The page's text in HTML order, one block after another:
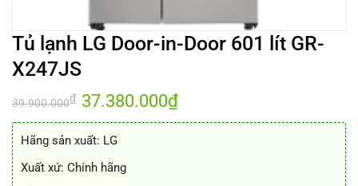
Tủ lạnh LG Door-in-Door 601 lít GR-
X247JS
39.900.000₫ Giá
gốc
là:
37.380.000₫Giá
tại
Hãng sản xuất: LG
Xuất xứ: Chính hãng